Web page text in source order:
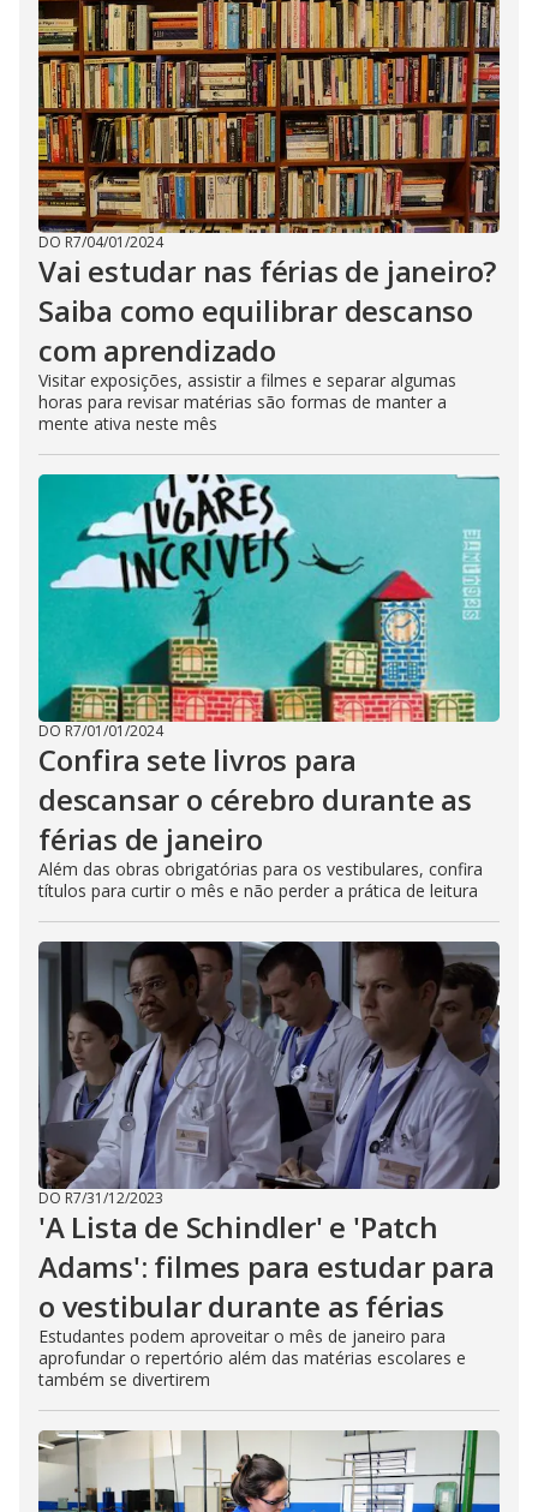
DO R7/04/01/2024
Vai estudar nas férias de janeiro?
Saiba como equilibrar descanso
com aprendizado
Visitar exposições, assistir a filmes e separar algumas
horas para revisar matérias são formas de manter a
mente ativa neste mês
DO R7/01/01/2024
Confira sete livros para
descansar o cérebro durante as
férias de janeiro
Além das obras obrigatórias para os vestibulares, confira
títulos para curtir o mês e não perder a prática de leitura
DO R7/31/12/2023
'A Lista de Schindler' e 'Patch
Adams': filmes para estudar para
o vestibular durante as férias
Estudantes podem aproveitar o mês de janeiro para
aprofundar o repertório além das matérias escolares e
também se divertirem